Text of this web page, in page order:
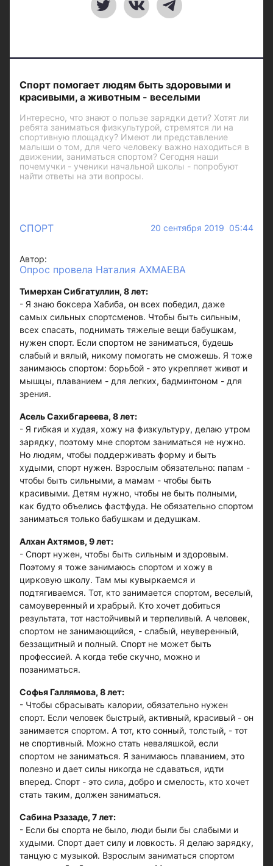
Спорт помогает людям быть здоровыми и
красивыми, а животным - веселыми
Интересно, что знают о пользе зарядки дети? Хотят ли
ребята заниматься физкультурой, стремятся ли на
спортивную площадку? Имеют ли представление
малыши о том, для чего человеку важно находиться в
движении, заниматься спортом? Сегодня наши
почемучки - ученики начальной школы - попробуют
найти ответы на эти вопросы.
СПОРТ 20 сентября 2019 05:44
Автор:
Опрос провела Наталия АХМАЕВА
Тимерхан Сибгатуллин, 8 лет:
- Я знаю боксера Хабиба, он всех победил, даже
самых сильных спортсменов. Чтобы быть сильным,
всех спасать, поднимать тяжелые вещи бабушкам,
нужен спорт. Если спортом не заниматься, будешь
слабый и вялый, никому помогать не сможешь. Я тоже
занимаюсь спортом: борьбой - это укрепляет живот и
мышцы, плаванием - для легких, бадминтоном - для
зрения.
Асель Сахибгареева, 8 лет:
- Я гибкая и худая, хожу на физкультуру, делаю утром
зарядку, поэтому мне спортом заниматься не нужно.
Но людям, чтобы поддерживать форму и быть
худыми, спорт нужен. Взрослым обязательно: папам -
чтобы быть сильными, а мамам - чтобы быть
красивыми. Детям нужно, чтобы не быть полными,
как будто объелись фастфуда. Не обязательно спортом
заниматься только бабушкам и дедушкам.
Алхан Ахтямов, 9 лет:
- Спорт нужен, чтобы быть сильным и здоровым.
Поэтому я тоже занимаюсь спортом и хожу в
цирковую школу. Там мы кувыркаемся и
подтягиваемся. Тот, кто занимается спортом, веселый,
самоуверенный и храбрый. Кто хочет добиться
результата, тот настойчивый и терпеливый. А человек,
спортом не занимающийся, - слабый, неуверенный,
беззащитный и полный. Спорт не может быть
профессией. А когда тебе скучно, можно и
позаниматься.
Софья Галлямова, 8 лет:
- Чтобы сбрасывать калории, обязательно нужен
спорт. Если человек быстрый, активный, красивый - он
занимается спортом. А тот, кто сонный, толстый, - тот
не спортивный. Можно стать неваляшкой, если
спортом не заниматься. Я занимаюсь плаванием, это
полезно и дает силы никогда не сдаваться, идти
вперед. Спорт - это сила, добро и смелость, кто хочет
стать таким, должен заниматься.
Сабина Рзазаде, 7 лет:
- Если бы спорта не было, люди были бы слабыми и
худыми. Спорт дает силу и ловкость. Я делаю зарядку,
танцую с музыкой. Взрослым заниматься спортом